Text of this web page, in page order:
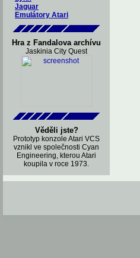
Jaguar
Emulátory Atari
Hra z Fandalova archívu
Jaskinia City Quest
Věděli jste?
Prototyp konzole Atari VCS
vznikl ve společnosti Cyan
Engineering, kterou Atari
koupila v roce 1973.